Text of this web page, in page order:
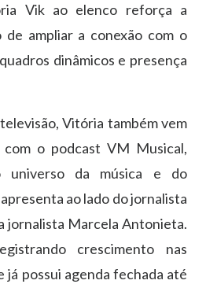
Vik ao elenco reforça a
ampliar a conexão com o
dinâmicos e presença
Vitória também vem
com o podcast VM Musical,
universo da música e do
ao lado do jornalista
jornalista Marcela Antonieta.
crescimento nas
já possui agenda fechada até